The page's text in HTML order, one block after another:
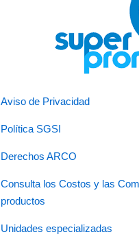
Aviso de Privacidad
Política SGSI
Derechos ARCO
Consulta los Costos y las
productos
Unidades especializadas